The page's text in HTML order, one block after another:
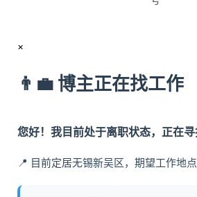
×
👨‍💼 博主正在找工作
您好！我目前处于离职状态，正在寻
📍 目前定居无锡新吴区，期望工作地点